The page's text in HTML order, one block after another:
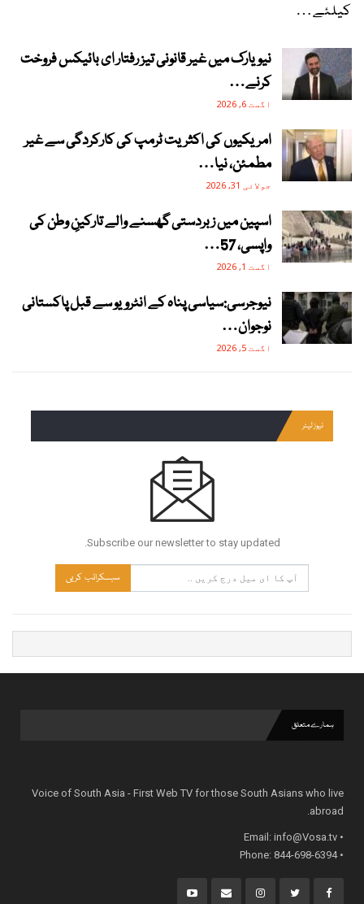
کیلئے…
نیویارک میں غیر قانونی تیز رفتار ای بائیکس فروخت
کرنے…
اگست 6, 2026
امریکیوں کی اکثریت ٹرمپ کی کارکردگی سے غیر
مطمئن، نیا…
جولائی 31, 2026
اسپین میں زبردستی گھسنے والے تارکینِ وطن کی
واپسی، 57…
اگست 1, 2026
نیوجرسی:سیاسی پناہ کے انٹرویو سے قبل پاکستانی
نوجوان…
اگست 5, 2026
نیوز لیٹر
Subscribe our newsletter to stay updated.
سبسکرائب کریں
ہمارے متعلق
Voice of South Asia - First Web TV for those South Asians who live
abroad.
• Email:
info@Vosa.tv
• Phone: 844-698-6394